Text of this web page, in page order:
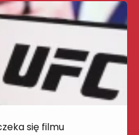
się filmu